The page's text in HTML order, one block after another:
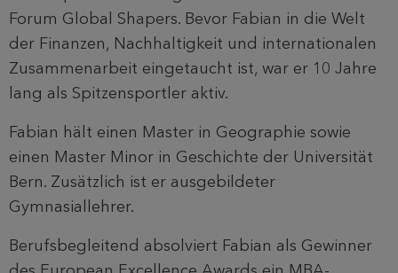
Forum Global Shapers. Bevor Fabian in die Welt
der Finanzen, Nachhaltigkeit und internationalen
Zusammenarbeit eingetaucht ist, war er 10 Jahre
lang als Spitzensportler aktiv.
Fabian hält einen Master in Geographie sowie
einen Master Minor in Geschichte der Universität
Bern. Zusätzlich ist er ausgebildeter
Gymnasiallehrer.
Berufsbegleitend absolviert Fabian als Gewinner